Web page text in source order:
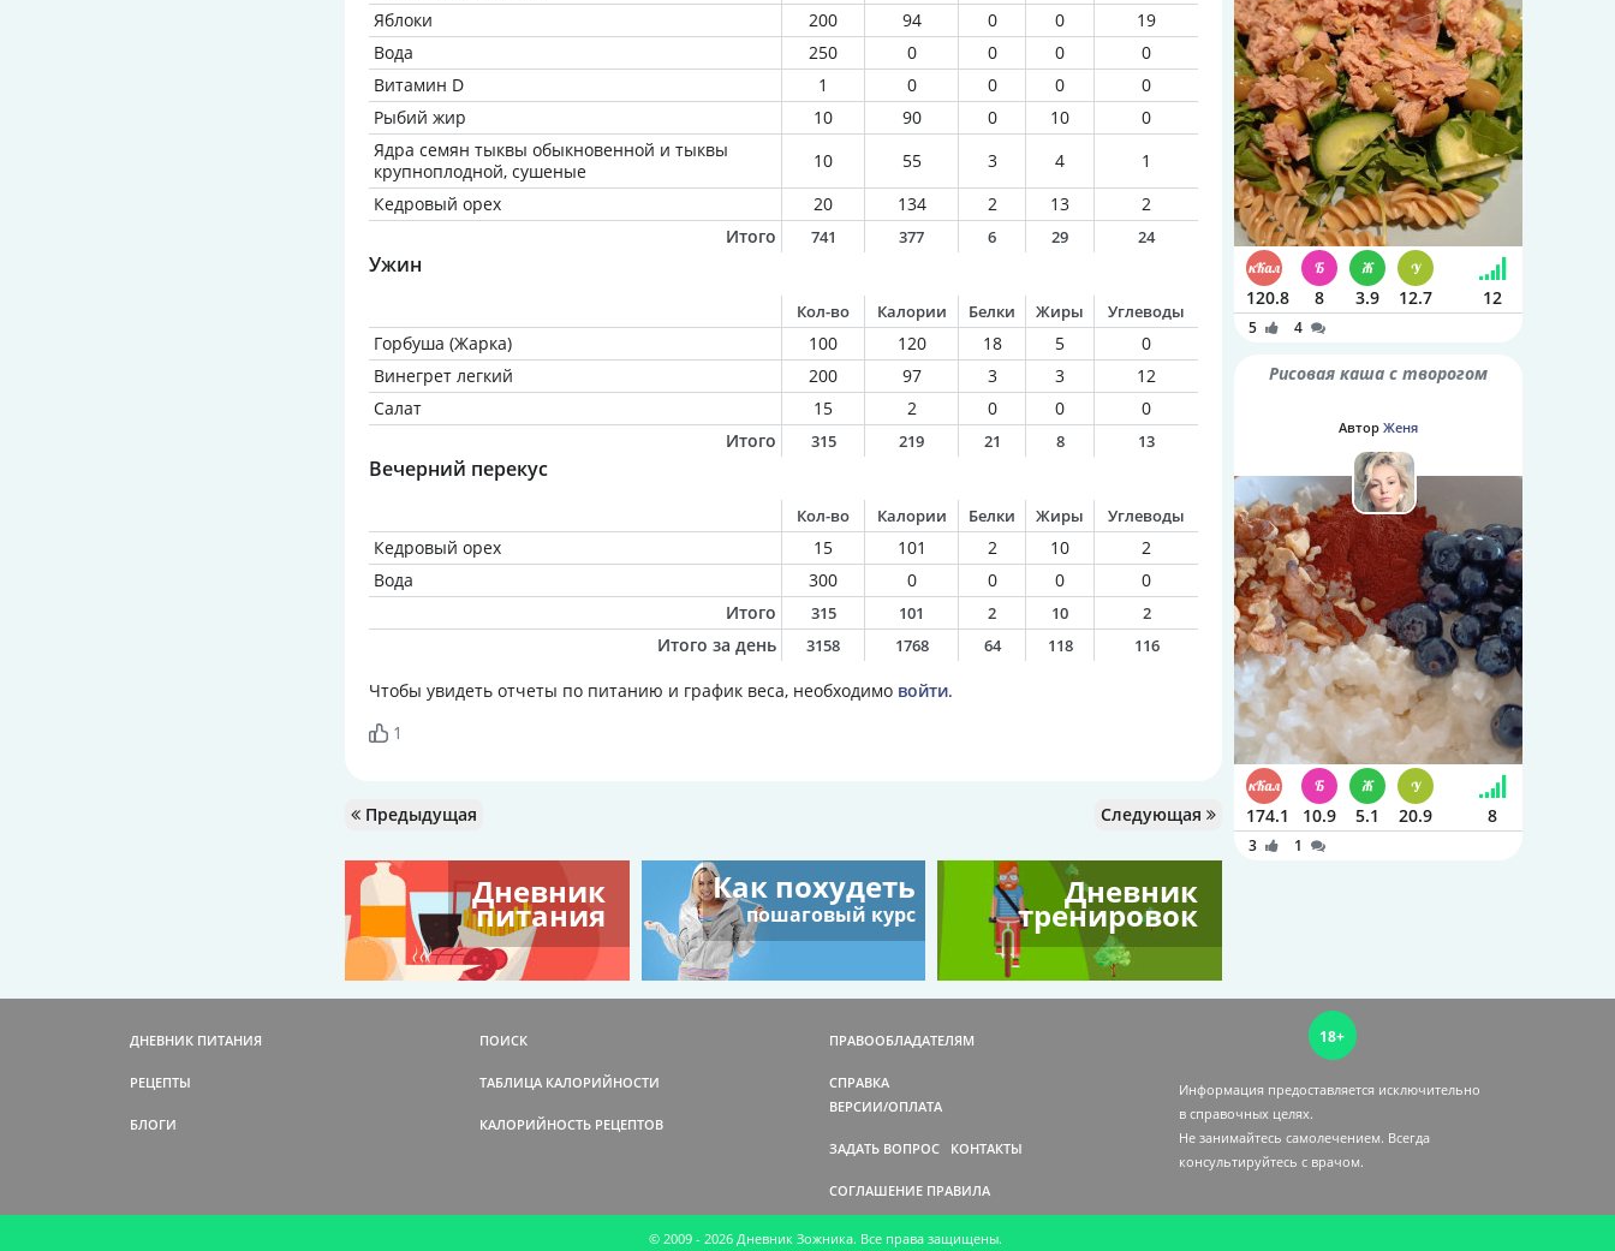
Яблоки
200 94 0 0
19
Вода
250 0 0 0
0
Витамин D
1 0 0 0
0
Рыбий жир
10 90 0 10
0
Ядра семян тыквы обыкновенной и тыквы
крупноплодной, сушеные
10 55 3 4
1
Кедровый орех
20 134 2 13
2
Итого
741 377 6 29 24
Ужин
Кол-во Калории Белки Жиры Углеводы
Горбуша (Жарка) 100 120 18 5
0
Винегрет легкий
200 97 3 3
12
Салат
15 2 0 0
0
Итого
315 219 21 8 13
Вечерний перекус
Кол-во Калории Белки Жиры Углеводы
Кедровый орех 15 101 2 10
2
Вода
300 0 0 0
0
Итого
315 101 2 10 2
Итого за день 3158 1768 64 118 116
Чтобы увидеть отчеты по питанию и график веса, необходимо войти.
1
Предыдущая Следующая
Дневник
питания
Как похудеть
пошаговый курс
Дневник
тренировок
120.8 8 3.9 12.7 12
5 4
Рисовая каша с творогом
Автор Женя
174.1 10.9 5.1 20.9 8
3 1
ДНЕВНИК ПИТАНИЯ
РЕЦЕПТЫ
БЛОГИ
ПОИСК
ТАБЛИЦА КАЛОРИЙНОСТИ
КАЛОРИЙНОСТЬ РЕЦЕПТОВ
ПРАВООБЛАДАТЕЛЯМ
СПРАВКА
ВЕРСИИ/ОПЛАТА
ЗАДАТЬ ВОПРОС КОНТАКТЫ
СОГЛАШЕНИЕ ПРАВИЛА
18+
Информация предоставляется исключительно
в справочных целях.
Не занимайтесь самолечением. Всегда
консультируйтесь c врачом.
© 2009 - 2026 Дневник Зожника. Все права защищены.